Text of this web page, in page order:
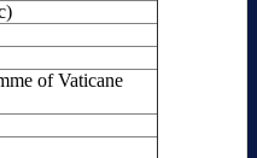
of Vaticane